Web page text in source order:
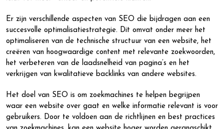
Er zijn verschillende aspecten van SEO die bijdragen aan een
succesvolle optimalisatiestrategie. Dit omvat onder meer het
optimaliseren van de technische structuur van een website, het
creëren van hoogwaardige content met relevante zoekwoorden,
het verbeteren van de laadsnelheid van pagina’s en het
verkrijgen van kwalitatieve backlinks van andere websites.
Het doel van SEO is om zoekmachines te helpen begrijpen
waar een website over gaat en welke informatie relevant is voor
gebruikers. Door te voldoen aan de richtlijnen en best practices